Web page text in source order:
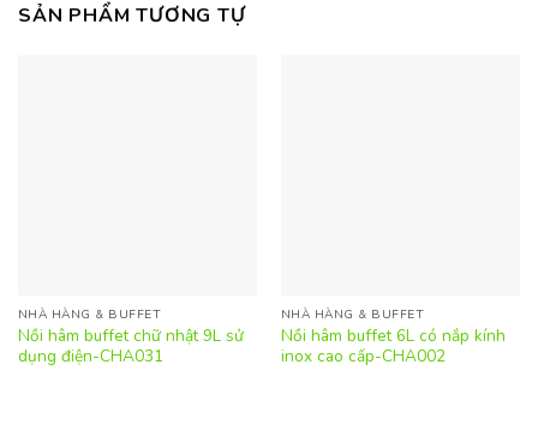
SẢN PHẨM TƯƠNG TỰ
NHÀ HÀNG & BUFFET
Nồi hâm buffet chữ nhật 9L sử
dụng điện-CHA031
NHÀ HÀNG & BUFFET
Nồi hâm buffet 6L có nắp kính
inox cao cấp-CHA002